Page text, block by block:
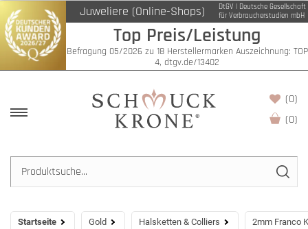
Juweliere (Online-Shops)
DtGV | Deutsche Gesellschaft
für Verbraucherstudien mbH
Top Preis/Leistung
Befragung 05/2026 zu 18 Herstellermarken Auszeichnung: TOP
4, dtgv.de/13402
(0)
(0)
Startseite Gold Halsketten & Colliers 2mm Franco